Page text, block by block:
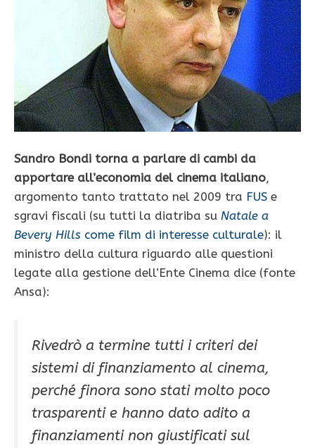
Sandro Bondi torna a parlare di cambi da
apportare all’economia del cinema italiano,
argomento tanto trattato nel 2009 tra FUS e
sgravi fiscali (su tutti la diatriba su Natale a
Bevery Hills come film di interesse culturale): il
ministro della cultura riguardo alle questioni
legate alla gestione dell’Ente Cinema dice (fonte
Ansa):
Rivedrò a termine tutti i criteri dei
sistemi di finanziamento al cinema,
perché finora sono stati molto poco
trasparenti e hanno dato adito a
finanziamenti non giustificati sul